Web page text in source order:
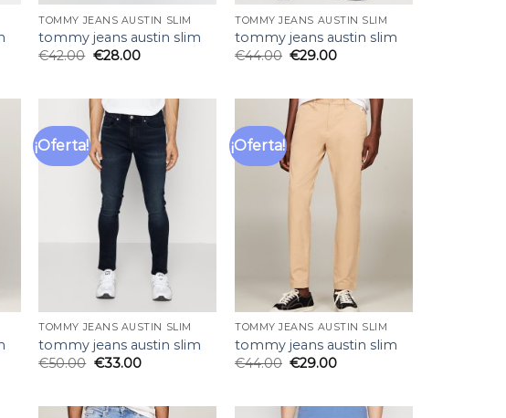
TOMMY JEANS AUSTIN SLIM
tommy jeans austin slim
€42.00 €28.00
TOMMY JEANS AUSTIN SLIM
tommy jeans austin slim
€44.00 €29.00
¡Oferta!
Añadir
a la
TOMMY JEANS AUSTIN SLIM
tommy jeans austin slim
€50.00 €33.00
¡Oferta!
Añadir
a la
TOMMY JEANS AUSTIN SLIM
tommy jeans austin slim
€44.00 €29.00